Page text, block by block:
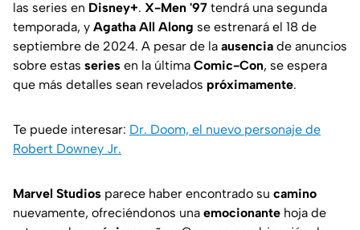
las series en Disney+. X-Men '97 tendrá una segunda
temporada, y Agatha All Along se estrenará el 18 de
septiembre de 2024. A pesar de la ausencia de anuncios
sobre estas series en la última Comic-Con, se espera
que más detalles sean revelados próximamente.
Te puede interesar: Dr. Doom, el nuevo personaje de
Robert Downey Jr.
Marvel Studios parece haber encontrado su camino
nuevamente, ofreciéndonos una emocionante hoja de